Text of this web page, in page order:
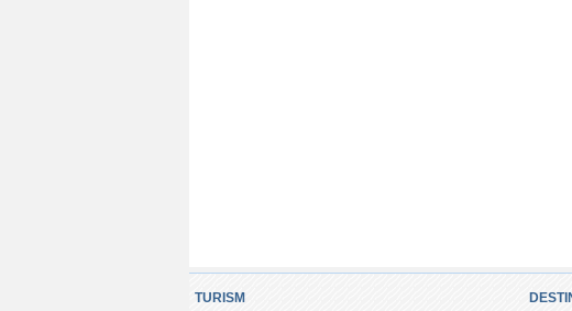
TURISM